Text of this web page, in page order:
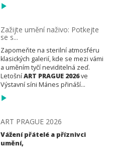
Zažijte umění naživo: Potkejte
se s...
Zapomeňte na sterilní atmosféru
klasických galerií, kde se mezi vámi
a uměním tyčí neviditelná zeď.
LetošníART PRAGUE 2026ve
Výstavní síni Mánes přináší...
ART PRAGUE 2026
Vážení přátelé a příznivci
umění,